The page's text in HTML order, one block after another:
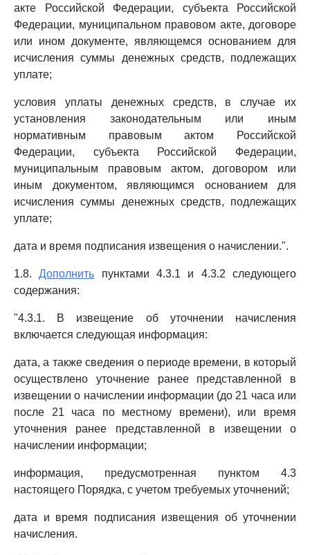
акте Российской Федерации, субъекта Российской
Федерации, муниципальном правовом акте, договоре
или ином документе, являющемся основанием для
исчисления суммы денежных средств, подлежащих
уплате;
условия уплаты денежных средств, в случае их
установления законодательным или иным
нормативным правовым актом Российской
Федерации, субъекта Российской Федерации,
муниципальным правовым актом, договором или
иным документом, являющимся основанием для
исчисления суммы денежных средств, подлежащих
уплате;
дата и время подписания извещения о начислении.".
1.8.Дополнить пунктами 4.3.1 и 4.3.2 следующего
содержания:
"4.3.1. В извещение об уточнении начисления
включается следующая информация:
дата, а также сведения о периоде времени, в который
осуществлено уточнение ранее представленной в
извещении о начислении информации (до 21 часа или
после 21 часа по местному времени), или время
уточнения ранее представленной в извещении о
начислении информации;
информация, предусмотренная пунктом 4.3
настоящего Порядка, с учетом требуемых уточнений;
дата и время подписания извещения об уточнении
начисления.